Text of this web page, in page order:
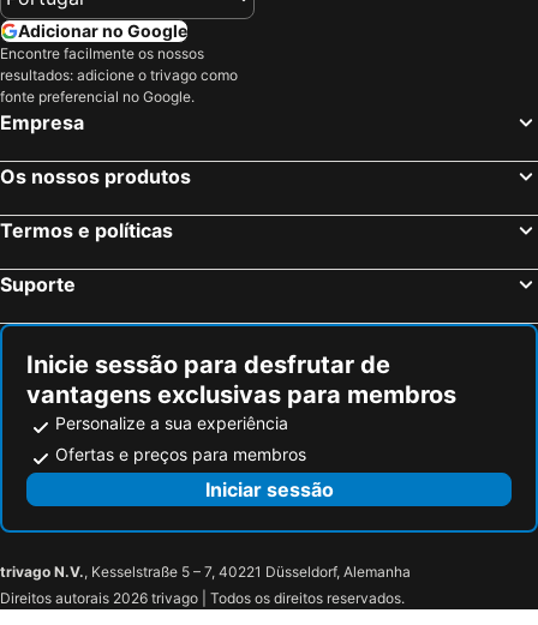
Zapponeta, bed and breakfasts
Adicionar no Google
Encontre facilmente os nossos
resultados: adicione o trivago como
fonte preferencial no Google.
Empresa
Os nossos produtos
Termos e políticas
Suporte
Inicie sessão para desfrutar de
vantagens exclusivas para membros
Personalize a sua experiência
Ofertas e preços para membros
Iniciar sessão
trivago N.V., Kesselstraße 5 – 7, 40221 Düsseldorf, Alemanha
Direitos autorais 2026 trivago | Todos os direitos reservados.